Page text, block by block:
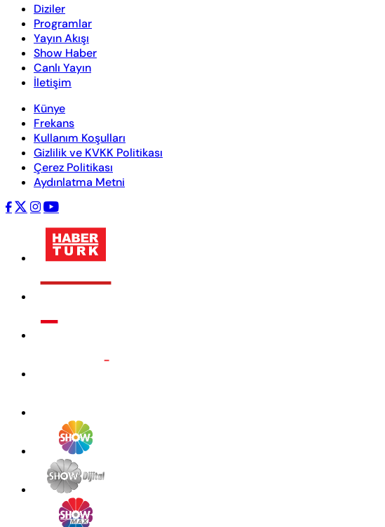
Diziler
Programlar
Yayın Akışı
Show Haber
Canlı Yayın
İletişim
Künye
Frekans
Kullanım Koşulları
Gizlilik ve KVKK Politikası
Çerez Politikası
Aydınlatma Metni